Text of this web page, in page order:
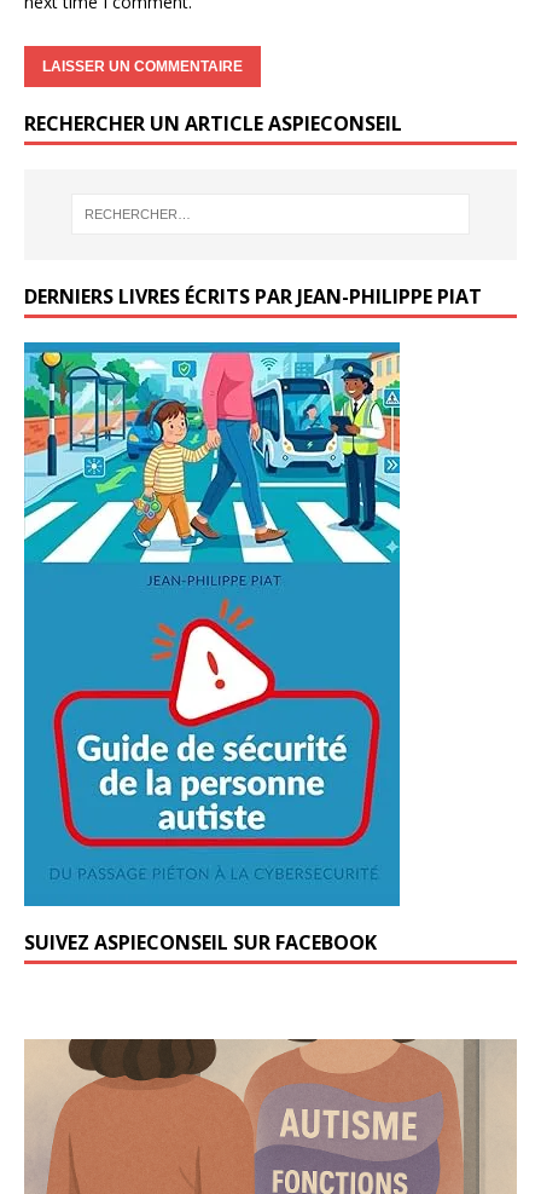
RECHERCHER UN ARTICLE ASPIECONSEIL
DERNIERS LIVRES ÉCRITS PAR JEAN-PHILIPPE PIAT
SUIVEZ ASPIECONSEIL SUR FACEBOOK